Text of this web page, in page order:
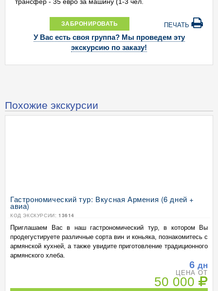
ЗАБРОНИРОВАТЬ ПЕЧАТЬ
У Вас есть своя группа? Мы проведем эту
экскурсию по заказу!
Похожие экскурсии
Гастрономический тур: Вкусная Армения (6 дней +
авиа)
КОД ЭКСКУРСИИ: 13614
Приглашаем Вас в наш гастрономический тур, в котором Вы
продегустируете различные сорта вин и коньяка, познакомитесь с
армянской кухней, а также увидите приготовление традиционного
армянского хлеба.
6 дн
ЦЕНА ОТ
50 000